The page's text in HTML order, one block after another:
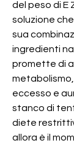
del peso di E
soluzione
sua
ingredienti
promette di
metabolismo,
eccesso e
stanco di
diete
allora è il